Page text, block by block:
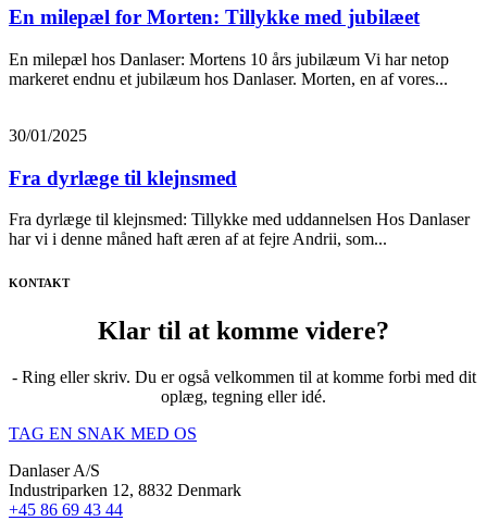
En milepæl for Morten: Tillykke med jubilæet
En milepæl hos Danlaser: Mortens 10 års jubilæum Vi har netop
markeret endnu et jubilæum hos Danlaser. Morten, en af vores...
30/01/2025
Fra dyrlæge til klejnsmed
Fra dyrlæge til klejnsmed: Tillykke med uddannelsen Hos Danlaser
har vi i denne måned haft æren af at fejre Andrii, som...
KONTAKT
Klar til at komme videre?
- Ring eller skriv. Du er også velkommen til at komme forbi med dit
oplæg, tegning eller idé.
TAG EN SNAK MED OS
Danlaser A/S
Industriparken 12, 8832 Denmark
+45 86 69 43 44